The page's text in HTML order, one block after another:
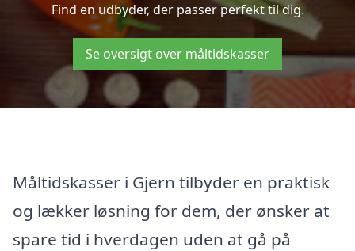
Find en udbyder, der passer perfekt til dig.
Se oversigt over måltidskasser
Måltidskasser i Gjern tilbyder en praktisk
og lækker løsning for dem, der ønsker at
spare tid i hverdagen uden at gå på